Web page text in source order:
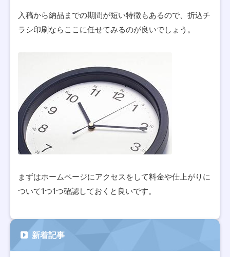
入稿から納品までの期間が短い特徴もあるので、折込チ
ラシ印刷ならここに任せてみるのが良いでしょう。
まずはホームページにアクセスをして料金や仕上がりに
ついて1つ1つ確認しておくと良いです。
新着記事